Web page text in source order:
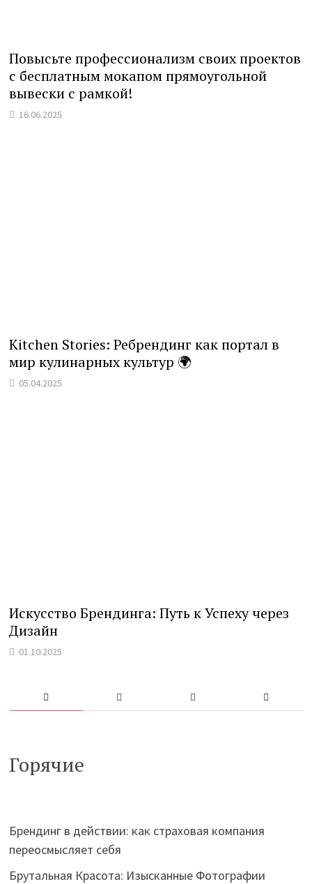
Повысьте профессионализм своих проектов
с бесплатным мокапом прямоугольной
вывески с рамкой!
16.06.2025
Kitchen Stories: Ребрендинг как портал в
мир кулинарных культур 🌍
05.04.2025
Искусство Брендинга: Путь к Успеху через
Дизайн
01.10.2025
Горячие
Брендинг в действии: как страховая компания
переосмысляет себя
Брутальная Красота: Изысканные Фотографии